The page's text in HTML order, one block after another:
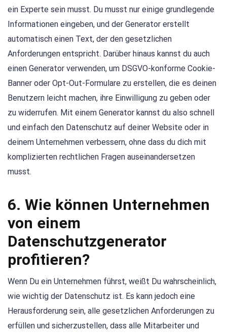
ein Experte sein musst. Du musst nur einige grundlegende
Informationen eingeben, und der Generator erstellt
automatisch einen Text, der den gesetzlichen
Anforderungen entspricht. Darüber hinaus kannst du auch
einen Generator verwenden, um DSGVO-konforme Cookie-
Banner oder Opt-Out-Formulare zu erstellen, die es deinen
Benutzern leicht machen, ihre Einwilligung zu geben oder
zu widerrufen. Mit einem Generator kannst du also schnell
und einfach den Datenschutz auf deiner Website oder in
deinem Unternehmen verbessern, ohne dass du dich mit
komplizierten rechtlichen Fragen auseinandersetzen
musst.
6. Wie können Unternehmen
von einem
Datenschutzgenerator
profitieren?
Wenn Du ein Unternehmen führst, weißt Du wahrscheinlich,
wie wichtig der Datenschutz ist. Es kann jedoch eine
Herausforderung sein, alle gesetzlichen Anforderungen zu
erfüllen und sicherzustellen, dass alle Mitarbeiter und